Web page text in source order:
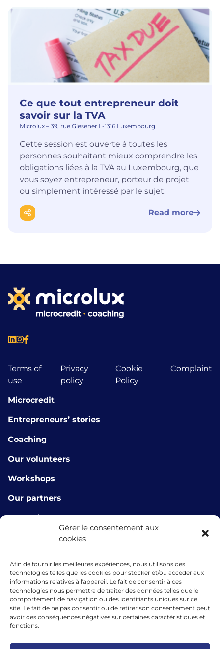
Gérer le consentement aux
cookies
Afin de fournir les meilleures expériences, nous utilisons des
technologies telles que les cookies pour stocker et/ou accéder aux
informations relatives à l'appareil. Le fait de consentir à ces
technologies nous permettra de traiter des données telles que le
comportement de navigation ou des identifiants uniques sur ce
site. Le fait de ne pas consentir ou de retirer son consentement peut
avoir des conséquences négatives sur certaines caractéristiques et
fonctions.
Ce que tout entrepreneur doit
savoir sur la TVA
Microlux – 39, rue Glesener L-1316 Luxembourg
Cette session est ouverte à toutes les
personnes souhaitant mieux comprendre les
obligations liées à la TVA au Luxembourg, que
vous soyez entrepreneur, porteur de projet
ou simplement intéressé par le sujet.
Read more
Terms of
use
Privacy
policy
Cookie
Policy
Complaint
Microcredit
Entrepreneurs’ stories
Coaching
Our volunteers
Workshops
Our partners
E-learning tools
info@microlux.lu
+352 45 68 68 76
39 Rue Glesener, 1631 Gare, Luxembourg
Luxembourg